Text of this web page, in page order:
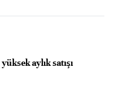
aylık satışı